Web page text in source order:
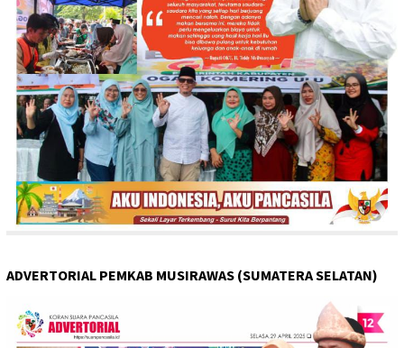
ADVERTORIAL PEMKAB MUSIRAWAS (SUMATERA SELATAN)